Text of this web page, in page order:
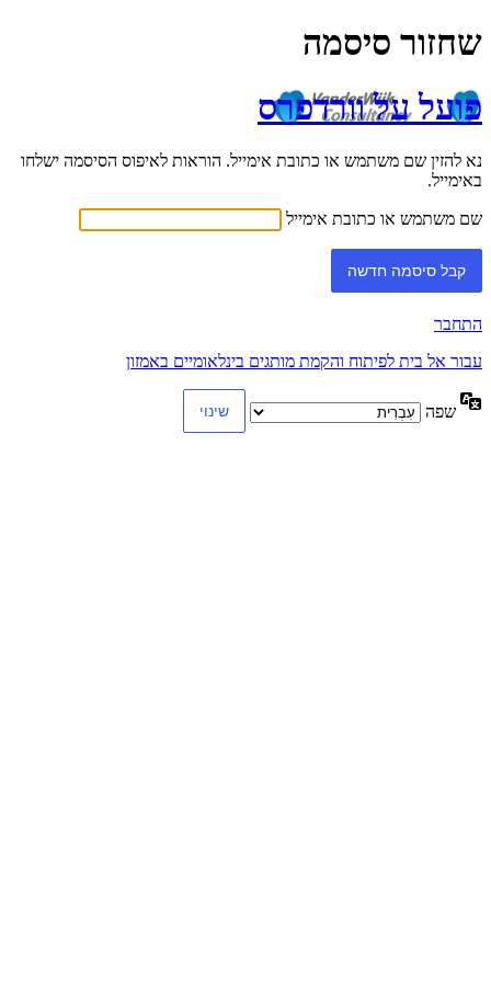
שחזור סיסמה
פועל על וורדפרס
נא להזין שם משתמש או כתובת אימייל. הוראות לאיפוס הסיסמה ישלחו
באימייל.
שם משתמש או כתובת אימייל
התחבר
עבור אל בית לפיתוח והקמת מותגים בינלאומיים באמזון
שפה